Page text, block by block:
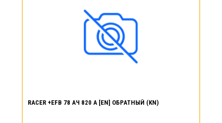
RACER +EFB 78 АЧ 820 А [EN] ОБРАТНЫЙ (KN)